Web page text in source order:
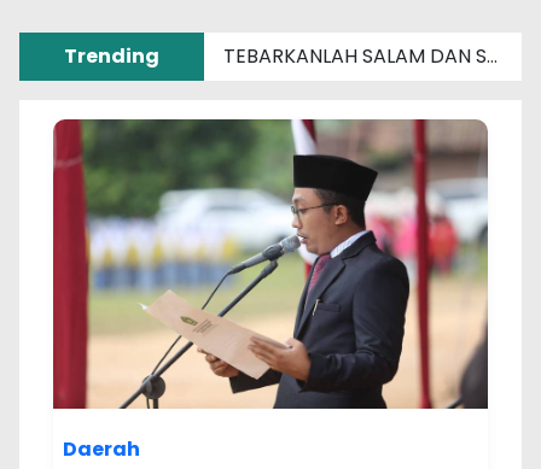
Trending TEBARKANLAH SALAM DAN SENYUM SEBERAT APAPUN MASALAHMU
Daerah